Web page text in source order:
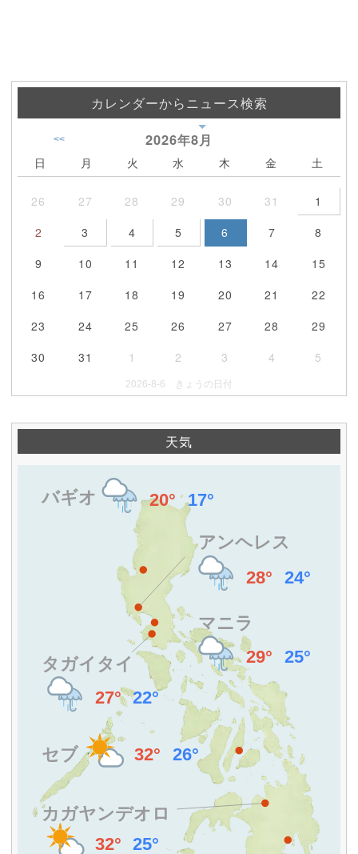
カレンダーからニュース検索
2026年8月
<<
日 月 火 水 木 金 土
26 27 28 29 30 31
1
2
3 4 5 6 7
8
9
10 11 12 13 14
15
16
17 18 19 20 21
22
23
24 25 26 27 28
29
30
31 1 2 3 4 5
2026-8-6 きょうの日付
天気